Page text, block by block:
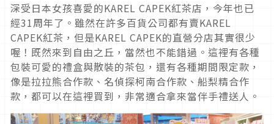
深受日本女孩喜愛的KAREL CAPEK紅茶店，今年也已
經31周年了。雖然在許多百貨公司都有賣KAREL
CAPEK紅茶，但是KAREL CAPEK的直營分店其實很少
喔！既然來到自由之丘，當然也不能錯過。這裡有各種
包裝可愛的禮盒與散裝的茶包，還有各種期間限定款，
像是拉拉熊合作款、名偵探柯南合作款、船梨精合作
款，都可以在這裡買到，非常適合拿來當伴手禮送人。